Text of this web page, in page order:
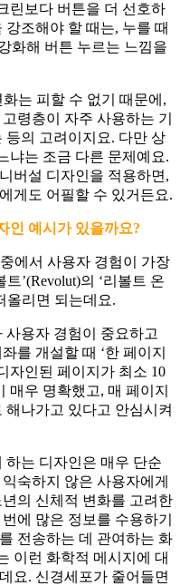
린보다 버튼을 더 선호하
조해야 할 때는, 누를 때
화해 버튼 누르는 느낌을
는 피할 수 없기 때문에,
령층이 자주 사용하는 기
등의 고려이지요. 다만 상
냐는 조금 다른 문제예요.
버설 디자인을 적용하면,
게도 어필할 수 있거든요.
인 예시가 있을까요?
에서 사용자 경험이 가장
’(Revolut)의 ‘리볼트 온
올리면 되는데요.
사용자 경험이 중요하고
를 개설할 때 ‘한 페이지
자인된 페이지가 최소 10
매우 명확했고, 매 페이지
나가고 있다고 안심시켜
하는 디자인은 매우 단순
숙하지 않은 사용자에게
의 신체적 변화를 고려한
에 많은 정보를 수용하기
전송하는 데 관여하는 화
이런 화학적 메시지에 대
요. 신경세포가 줄어들면